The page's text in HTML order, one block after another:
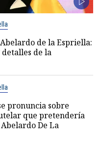
de la Espriella:
de la
pronuncia sobre
que pretendería
De La